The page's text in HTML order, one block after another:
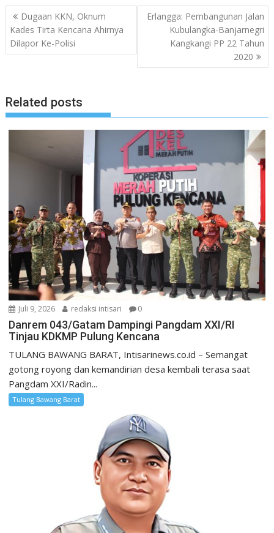
Navigasi
pos
Dugaan KKN, Oknum
Kades Tirta Kencana Ahirnya
Dilapor Ke-Polisi
Erlangga: Pembangunan Jalan
Kubulangka-Banjarnegri
Kangkangi PP 22 Tahun
2020
Related posts
Juli 9, 2026 redaksi intisari 0
Danrem 043/Gatam Dampingi Pangdam XXI/RI
Tinjau KDKMP Pulung Kencana
TULANG BAWANG BARAT, Intisarinews.co.id – Semangat
gotong royong dan kemandirian desa kembali terasa saat
Pangdam XXI/Radin...
Tulang Bawang Barat